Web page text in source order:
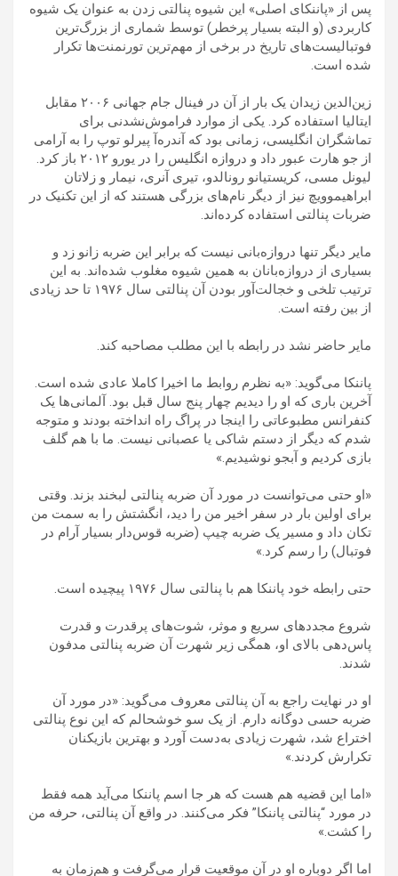
پس از «پاننکای اصلی» این شیوه پنالتی زدن به عنوان یک شیوه
کاربردی (و البته بسیار پرخطر) توسط شماری از بزرگ‌ترین
فوتبالیست‌های تاریخ در برخی از مهم‌ترین تورنمنت‌ها تکرار
شده است.
زین‌الدین زیدان یک بار از آن در فینال جام جهانی ۲۰۰۶ مقابل
ایتالیا استفاده کرد. یکی از موارد فراموش‌نشدنی برای
تماشگران انگلیسی، زمانی بود که آندره‌آ پیرلو توپ را به آرامی
از جو هارت عبور داد و دروازه انگلیس را در یورو ۲۰۱۲ باز کرد.
لیونل مسی، کریستیانو رونالدو، تیری آنری، نیمار و زلاتان
ابراهیموویچ نیز از دیگر نام‌های بزرگی هستند که از این تکنیک در
ضربات پنالتی استفاده کرده‌اند.
مایر دیگر تنها دروازه‌بانی نیست که برابر این ضربه زانو زد و
بسیاری از دروازه‌بانان به همین شیوه مغلوب شده‌اند. به این
ترتیب تلخی و خجالت‌آور بودن آن پنالتی سال ۱۹۷۶ تا حد زیادی
از بین رفته است.
مایر حاضر نشد در رابطه با این مطلب مصاحبه کند.
پاننکا می‌گوید: «به نظرم روابط ما اخیرا کاملا عادی شده است.
آخرین باری که او را دیدیم چهار پنج سال قبل بود. آلمانی‌ها یک
کنفرانس مطبوعاتی را اینجا در پراگ راه انداخته بودند و متوجه
شدم که دیگر از دستم شاکی یا عصبانی نیست. ما با هم گلف
بازی کردیم و آبجو نوشیدیم.»
«او حتی می‌توانست در مورد آن ضربه پنالتی لبخند بزند. وقتی
برای اولین بار در سفر اخیر من را دید، انگشتش را به سمت من
تکان داد و مسیر یک ضربه چیپ (ضربه قوس‌دار بسیار آرام در
فوتبال) را رسم کرد.»
حتی رابطه خود پاننکا هم با پنالتی سال ۱۹۷۶ پیچیده است.
شروع مجددهای سریع و موثر، شوت‌های پرقدرت و قدرت
پاس‌دهی بالای او، همگی زیر شهرت آن ضربه پنالتی مدفون
شدند.
او در نهایت راجع به آن پنالتی معروف می‌گوید: «در مورد آن
ضربه حسی دوگانه دارم. از یک سو خوشحالم که این نوع پنالتی
اختراع شد، شهرت زیادی به‌دست آورد و بهترین بازیکنان
تکرارش کردند.»
«اما این قضیه هم هست که هر جا اسم پاننکا می‌آید همه فقط
در مورد “پنالتی پاننکا” فکر می‌کنند. در واقع آن پنالتی، حرفه من
را کشت.»
اما اگر دوباره او در آن موقعیت قرار می‌گرفت و هم‌زمان به